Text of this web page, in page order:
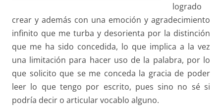
logrado
crear y además con una emoción y agradecimiento
infinito que me turba y desorienta por la distinción
que me ha sido concedida, lo que implica a la vez
una limitación para hacer uso de la palabra, por lo
que solicito que se me conceda la gracia de poder
leer lo que tengo por escrito, pues sino no sé si
podría decir o articular vocablo alguno.